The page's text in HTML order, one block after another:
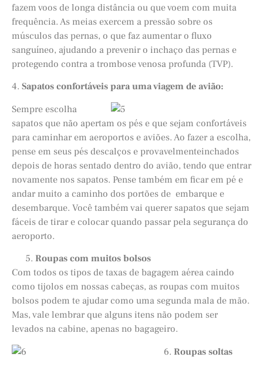
fazem voos de longa distância ou que voem com muita
frequência. As meias exercem a pressão sobre os
músculos das pernas, o que faz aumentar o fluxo
sanguíneo, ajudando a prevenir o inchaço das pernas e
protegendo contra a trombose venosa profunda (TVP).
4. Sapatos confortáveis ​​para uma viagem de avião:
Sempre escolha
sapatos que não apertam os pés e que sejam confortáveis
para caminhar em aeroportos e aviões. Ao fazer a escolha,
pense em seus pés descalços e provavelmenteinchados
depois de horas sentado dentro do avião, tendo que entrar
novamente nos sapatos. Pense também em ficar em pé e
andar muito a caminho dos portões de embarque e
desembarque. Você também vai querer sapatos que sejam
fáceis de tirar e colocar quando passar pela segurança do
aeroporto.
Roupas com muitos bolsos
Com todos os tipos de taxas de bagagem aérea caindo
como tijolos em nossas cabeças, as roupas com muitos
bolsos podem te ajudar como uma segunda mala de mão.
Mas, vale lembrar que alguns itens não podem ser
levados na cabine, apenas no bagageiro.
6. Roupas soltas